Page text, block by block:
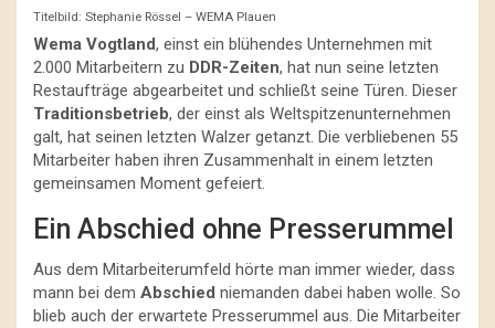
Titelbild: Stephanie Rössel – WEMA Plauen
Wema Vogtland, einst ein blühendes Unternehmen mit
2.000 Mitarbeitern zu DDR-Zeiten, hat nun seine letzten
Restaufträge abgearbeitet und schließt seine Türen. Dieser
Traditionsbetrieb, der einst als Weltspitzenunternehmen
galt, hat seinen letzten Walzer getanzt. Die verbliebenen 55
Mitarbeiter haben ihren Zusammenhalt in einem letzten
gemeinsamen Moment gefeiert.
Ein Abschied ohne Presserummel
Aus dem Mitarbeiterumfeld hörte man immer wieder, dass
mann bei dem Abschied niemanden dabei haben wolle. So
blieb auch der erwartete Presserummel aus. Die Mitarbeiter